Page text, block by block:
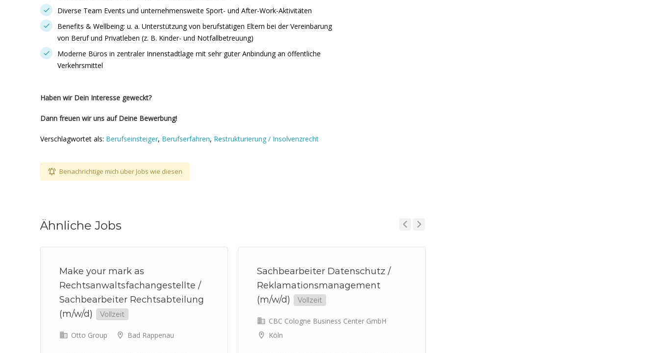
Diverse Team Events und unternehmensweite Sport- und After-Work-Aktivitäten
Benefits & Wellbeing: u. a. Unterstützung von berufstätigen Eltern bei der Vereinbarung
von Beruf und Privatleben (z. B. Kinder- und Notfallbetreuung)
Moderne Büros in zentraler Innenstadtlage mit sehr guter Anbindung an öffentliche
Verkehrsmittel
Haben wir Dein Interesse geweckt?
Dann freuen wir uns auf Deine Bewerbung!
Verschlagwortet als: Berufseinsteiger, Berufserfahren, Restrukturierung / Insolvenzrecht
Benachrichtige mich über Jobs wie diesen
Ähnliche Jobs
Make your mark as
Rechtsanwaltsfachangestellte /
Sachbearbeiter Rechtsabteilung
(m/w/d)
Vollzeit
Otto Group Bad Rappenau
Sachbearbeiter Datenschutz /
Reklamationsmanagement
(m/w/d)
Vollzeit
CBC Cologne Business Center GmbH
Köln